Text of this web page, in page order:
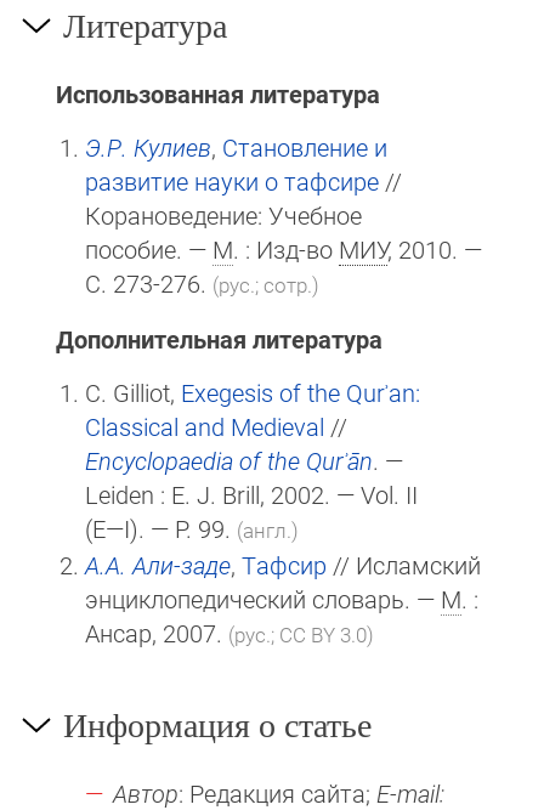
Литература
Использованная литература
Э.Р. Кулиев, Становление и
развитие науки о тафсире //
Корановедение: Учебное
пособие. — М. : Изд-во МИУ, 2010. —
С. 273-276. (рус.; сотр.)
Дополнительная литература
C. Gilliot, Exegesis of the Qurʾan:
Classical and Medieval //
Encyclopaedia of the Qurʾān. —
Leiden : E. J. Brill, 2002. — Vol. II
(E—I). — P. 99. (англ.)
А.А. Али-заде, Тафсир // Исламский
энциклопедический словарь. — М. :
Ансар, 2007. (рус.; CC BY 3.0)
Информация о статье
Автор: Редакция сайта; E-mail: